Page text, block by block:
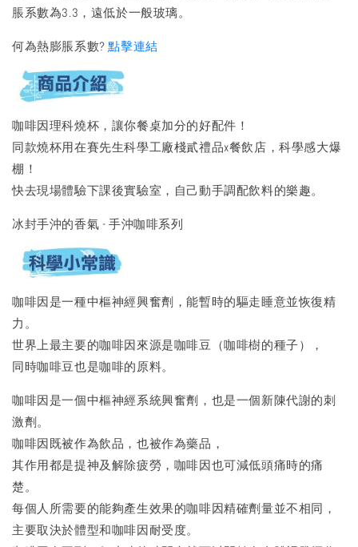
脹系數為3.3，遠低於一般玻璃。
何為熱膨脹系數?點擊連結
咖啡因理科燒杯，讓你餐桌加分的好配件！
同款燒杯用在賽先生科學工廠棧貳禮品x餐飲店，科學感大爆
棚！
快去現場體驗下課後實驗室，自己動手調配飲料的樂趣。
冰封手沖的香氣 - 手沖咖啡系列
咖啡因是一種中樞神經興奮劑，能暫時的驅走睡意並恢復精
力。
世界上最主要的咖啡因來源是咖啡豆（咖啡樹的種子），
同時咖啡豆也是咖啡的原料。
咖啡因是一個中樞神經系統興奮劑，也是一個新陳代謝的刺
激劑。
咖啡因既被作為飲品，也被作為藥品，
其作用都是提神及解除疲勞，咖啡因也可減低頭痛時的痛
楚。
每個人所需要的能夠產生效果的咖啡因精確劑量並不相同，
主要取決於體型和咖啡因耐受度。